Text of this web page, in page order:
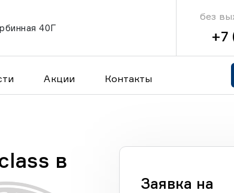
40Г
без
+7
Акции Контакты
в
Заявка на